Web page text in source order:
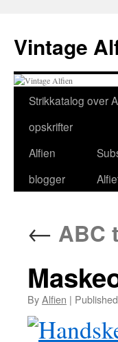
content
Vintage
Strikkatalog over
opskrifter
Alfien
blogger
← ABC
ByAlfien | Published